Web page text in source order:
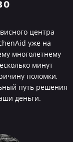
центра
уже на
многолетнему
минут
поломки,
путь решения
деньги.